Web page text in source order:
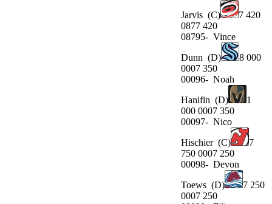
Jarvis (C)
7 420
0877 420
08795- Vince
Dunn (D)
8 000
0007 350
00096- Noah
Hanifin (D)
1
000 0007 350
00097- Nico
Hischier(C)
7
750 0007 250
00098- Devon
Toews (D)
7 250
0007 250